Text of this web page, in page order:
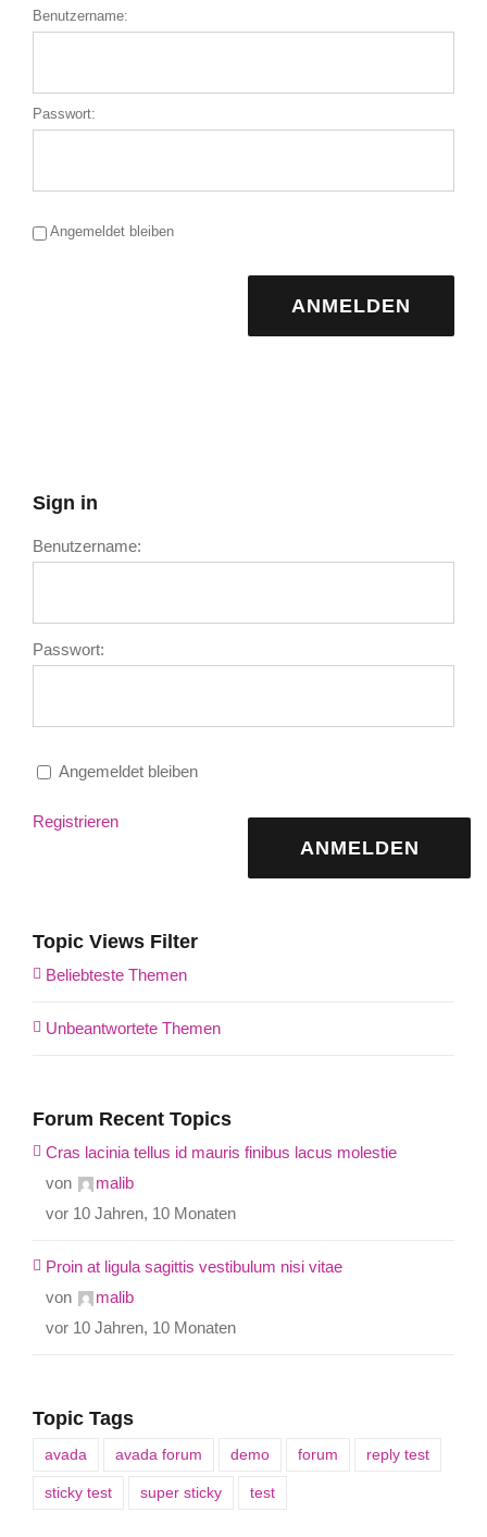
Benutzername:
Passwort:
Angemeldet bleiben
ANMELDEN
Sign in
Benutzername:
Passwort:
Angemeldet bleiben
ANMELDEN
Registrieren
Topic Views Filter
Beliebteste Themen
Unbeantwortete Themen
Forum Recent Topics
Cras lacinia tellus id mauris finibus lacus molestie
von
malib
vor 10 Jahren, 10 Monaten
Proin at ligula sagittis vestibulum nisi vitae
von
malib
vor 10 Jahren, 10 Monaten
Topic Tags
avada avada forum demo forum reply test
sticky test super sticky test